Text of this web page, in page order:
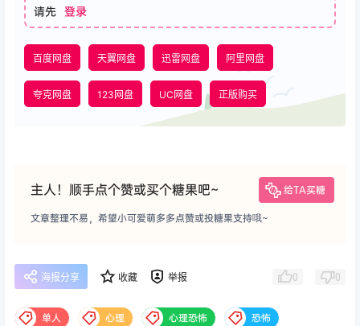
请先 登录
百度网盘 天翼网盘 迅雷网盘 阿里网盘
夸克网盘 123网盘 UC网盘 正版购买
主人！顺手点个赞或买个糖果吧~ 给TA买糖
文章整理不易，希望小可爱萌多多点赞或投糖果支持哦~
海报分享 收藏 举报 0 0
单人 心理 心理恐怖 恐怖